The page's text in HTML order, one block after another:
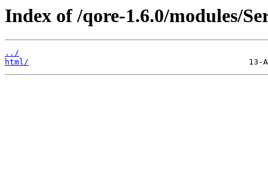
Index of /qore-1.6.0/modules/
../
html/